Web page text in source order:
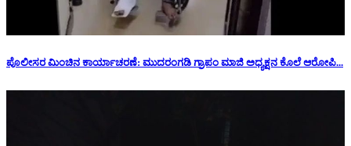
ಪೊಲೀಸರ ಮಿಂಚಿನ ಕಾರ್ಯಾಚರಣೆ: ಮುದರಂಗಡಿ ಗ್ರಾಪಂ ಮಾಜಿ ಅಧ್ಯಕ್ಷನ‌ ಕೊಲೆ ಆರೋಪಿ...